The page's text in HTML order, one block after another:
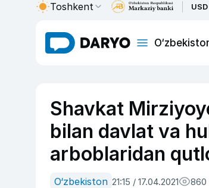
Toshkent USD
Shavkat
bilan davlat va
arboblaridan
O‘zbekiston 21:15 / 17.04.2021 860